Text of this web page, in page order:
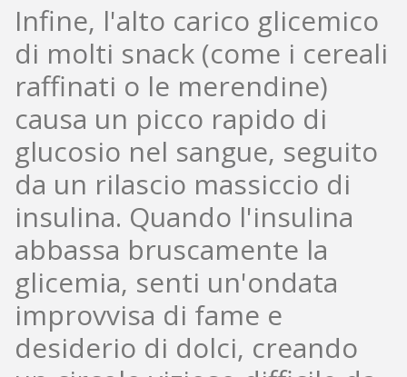
Infine, l'alto carico glicemico
di molti snack (come i cereali
raffinati o le merendine)
causa un picco rapido di
glucosio nel sangue, seguito
da un rilascio massiccio di
insulina. Quando l'insulina
abbassa bruscamente la
glicemia, senti un'ondata
improvvisa di fame e
desiderio di dolci, creando